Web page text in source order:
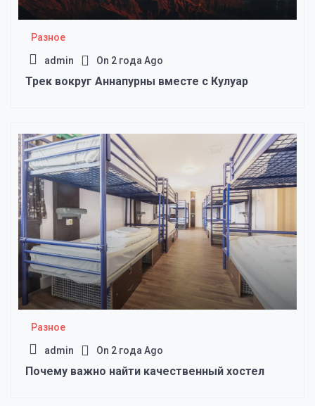
Разное
admin On 2 года Ago
Трек вокруг Аннапурны вместе с Кулуар
Разное
admin On 2 года Ago
Почему важно найти качественный хостел